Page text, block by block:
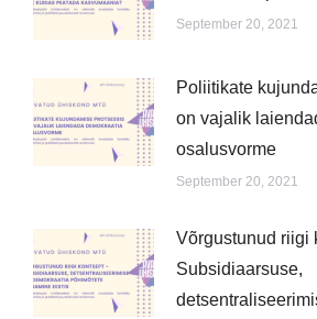
September 20, 2021
Poliitikate
on vajalik
osalusvorme
September 20, 2021
Võrgustunud riigi
Subsidiaarsuse,